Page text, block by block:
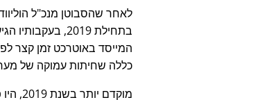
לאחר שהסבוטן מנכ"ל
בתחילת 2019,
כללה שחיתות עמוקה של
מוקדם